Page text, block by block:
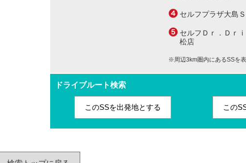
セルフプラザ大島
セルフＤｒ．Ｄｒ
松店
※周辺3km圏内にあるSSを表
ドライブルート検索
このSSを出発地とする この